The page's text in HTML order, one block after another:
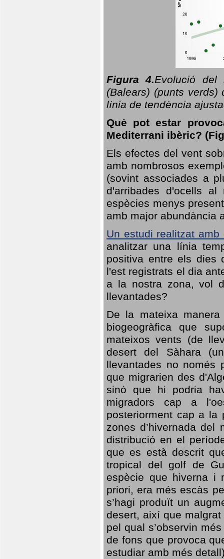
Figura 4.Evolució del
(Balears) (punts
línia de tendència
Què pot estar
Mediterrani ibèric?
Els efectes del vent
amb nombrosos
(sovint associades a
d'arribades d'ocells
espècies menys
amb major abundància
Un estudi realitzat amb
analitzar una línia
positiva entre els dies
l'est registrats el dia
a la nostra zona, vol
llevantades?
De la mateixa
biogeogràfica que
mateixos vents (de
desert del Sàhara
llevantades no només
que migrarien des
sinó que hi podria
migradors cap a
posteriorment cap a la
zones d’hivernada
distribució en el
que es està descrit
tropical del golf de
espècie que hiverna i
priori, era més escàs
s’hagi produït un
desert, així que
pel qual s’observin
de fons que provoca
estudiar amb més